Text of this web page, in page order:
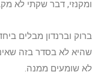
ומקנזי, דבר שקתי לא
ברוק וברנדון מבלים
שהיא לא בסדר בזה
לא שומעים ממנה.